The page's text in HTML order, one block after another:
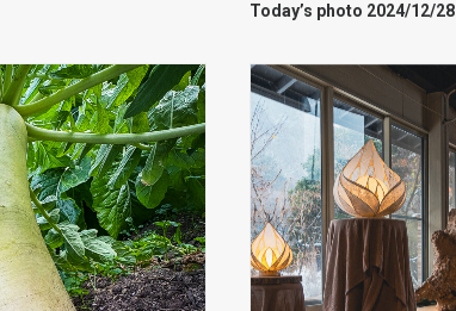
Today’s photo 2024/12/28